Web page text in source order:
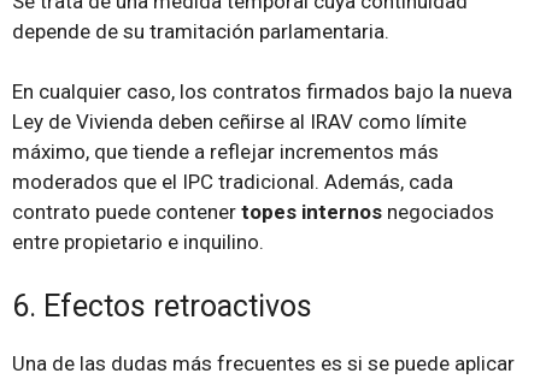
depende de su tramitación parlamentaria.
En cualquier caso, los contratos firmados bajo la nueva
Ley de Vivienda deben ceñirse al IRAV como límite
máximo, que tiende a reflejar incrementos más
moderados que el IPC tradicional. Además, cada
contrato puede contener topes internos negociados
entre propietario e inquilino.
6. Efectos retroactivos
Una de las dudas más frecuentes es si se puede aplicar